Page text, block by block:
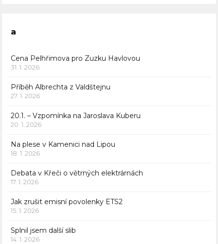
a
Cena Pelhřimova pro Zuzku Havlovou
31. 1. 2026
Příběh Albrechta z Valdštejnu
27. 1. 2026
20.1. – Vzpomínka na Jaroslava Kuberu
20. 1. 2026
Na plese v Kamenici nad Lipou
18. 1. 2026
Debata v Křeči o větrných elektrárnách
17. 1. 2026
Jak zrušit emisní povolenky ETS2
15. 1. 2026
Splnil jsem další slib
14. 1. 2026